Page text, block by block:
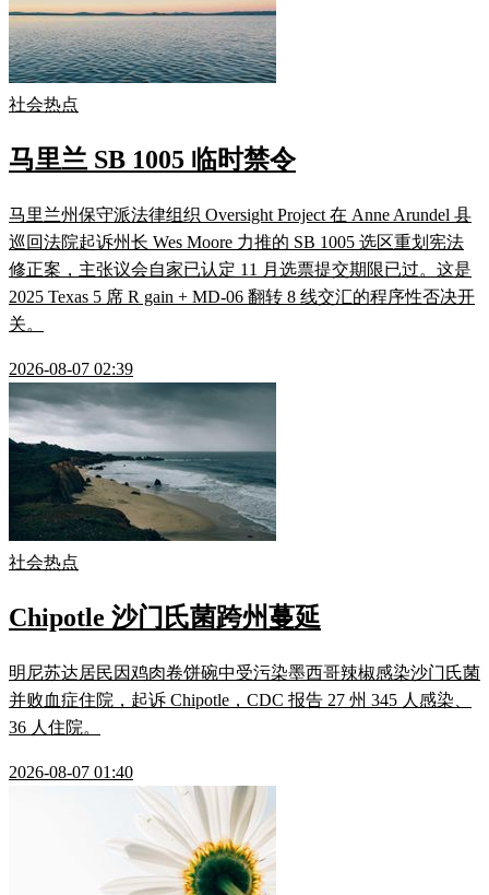
社会热点
马里兰 SB 1005 临时禁令
马里兰州保守派法律组织 Oversight Project 在 Anne Arundel 县
巡回法院起诉州长 Wes Moore 力推的 SB 1005 选区重划宪法
修正案，主张议会自家已认定 11 月选票提交期限已过。这是
2025 Texas 5 席 R gain + MD-06 翻转 8 线交汇的程序性否决开
关。
2026-08-07 02:39
社会热点
Chipotle 沙门氏菌跨州蔓延
明尼苏达居民因鸡肉卷饼碗中受污染墨西哥辣椒感染沙门氏菌
并败血症住院，起诉 Chipotle，CDC 报告 27 州 345 人感染、
36 人住院。
2026-08-07 01:40